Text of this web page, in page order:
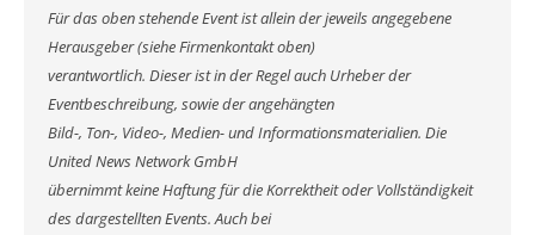
Für das oben stehende Event ist allein der jeweils angegebene
Herausgeber (siehe Firmenkontakt oben)
verantwortlich. Dieser ist in der Regel auch Urheber der
Eventbeschreibung, sowie der angehängten
Bild-, Ton-, Video-, Medien- und Informationsmaterialien. Die
United News Network GmbH
übernimmt keine Haftung für die Korrektheit oder Vollständigkeit
des dargestellten Events. Auch bei